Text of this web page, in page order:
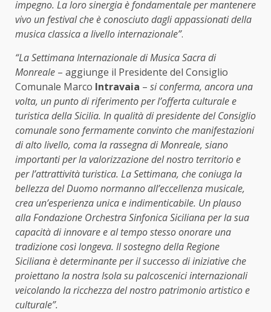
impegno. La loro sinergia è fondamentale per mantenere
vivo un festival che è conosciuto dagli appassionati della
musica classica a livello internazionale”.
“La Settimana Internazionale di Musica Sacra di
Monreale – aggiunge il Presidente del Consiglio
Comunale Marco Intravaia – si conferma, ancora una
volta, un punto di riferimento per l’offerta culturale e
turistica della Sicilia. In qualità di presidente del Consiglio
comunale sono fermamente convinto che manifestazioni
di alto livello, coma la rassegna di Monreale, siano
importanti per la valorizzazione del nostro territorio e
per l’attrattività turistica. La Settimana, che coniuga la
bellezza del Duomo normanno all’eccellenza musicale,
crea un’esperienza unica e indimenticabile. Un plauso
alla Fondazione Orchestra Sinfonica Siciliana per la sua
capacità di innovare e al tempo stesso onorare una
tradizione così longeva. Il sostegno della Regione
Siciliana è determinante per il successo di iniziative che
proiettano la nostra Isola su palcoscenici internazionali
veicolando la ricchezza del nostro patrimonio artistico e
culturale”.